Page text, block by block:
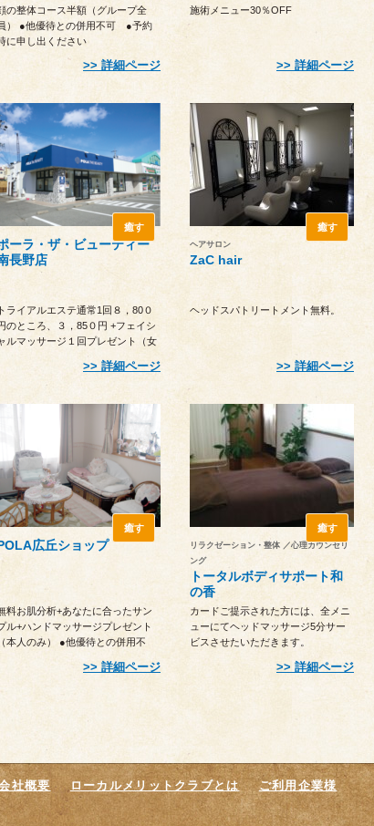
の整体コース半額（グループ全
） ●他優待との併用不可 ●予約
に申し出ください
詳細ページ
施術メニュー30％OFF
詳細ページ
ーラ・ザ・ビューティー
長野店
癒す
トライアルエステ通常1回８，80０
のところ、３，85０円 +フェイシ
ルマッサージ１回プレゼント（女
性のみ） ●他優待との併用不可 ●
予約時に申し出ください詳細ページ
ヘアサロン
ZaC hair
癒す
ヘッドスパトリートメント無料。
詳細ページ
広丘ショップ
癒す
料お肌分析+あなたに合ったサン
ル+ハンドマッサージプレゼント
（本人のみ） ●他優待との併用不
詳細ページ
リラクゼーション・整体 ／心理カウンセリ
ング
トータルボディサポート和
の香
癒す
カードご提示された方には、全メニ
ューにてヘッドマッサージ5分サー
ビスさせたいただきます。
詳細ページ
社概要 ローカルメリットクラブとは ご利用企業様